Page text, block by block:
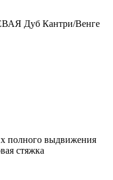
Дуб Кантри/Венге
полного выдвижения
стяжка